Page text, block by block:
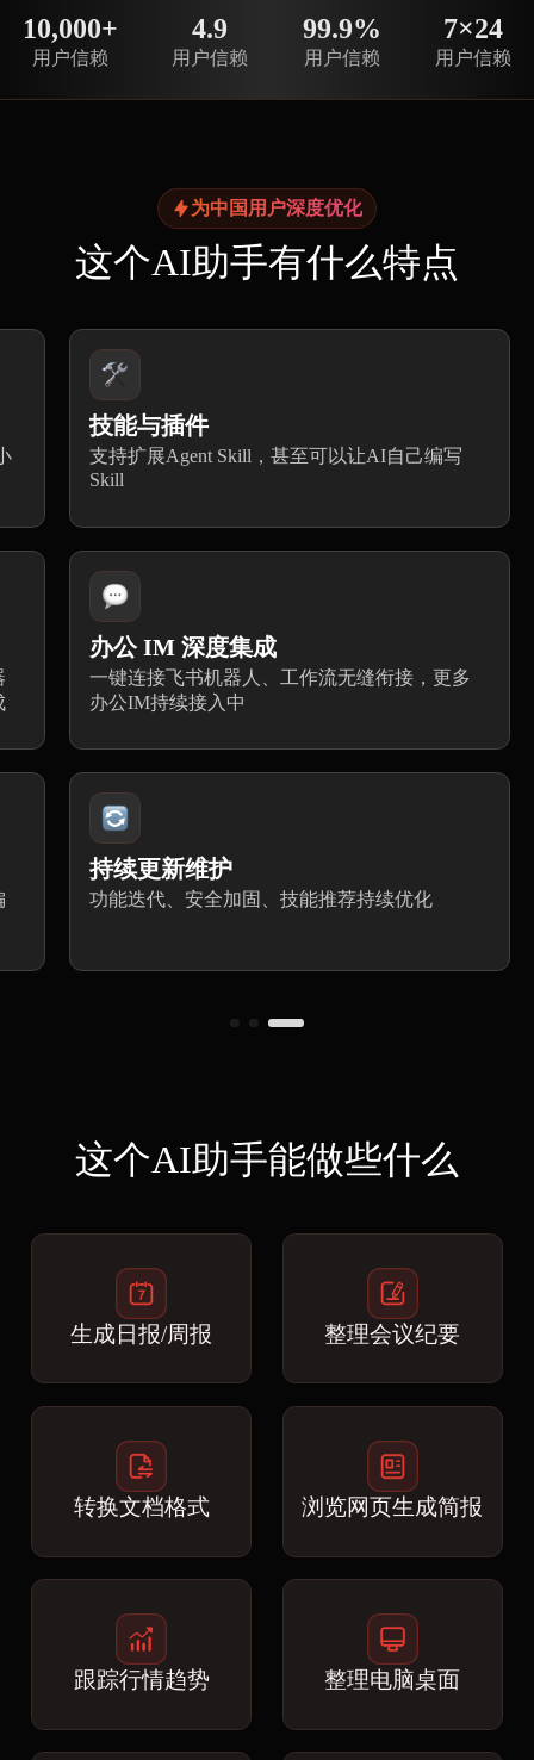
10,000+
用户信赖
4.9
用户信赖
99.9%
用户信赖
7×24
用户信赖
为中国用户深度优化
这个AI助手有什么特点
技能与插件
支持扩展Agent Skill，甚至可以让AI自己编写
Skill
办公 IM 深度集成
一键连接飞书机器人、工作流无缝衔接，更多
办公IM持续接入中
持续更新维护
功能迭代、安全加固、技能推荐持续优化
这个AI助手能做些什么
生成日报/周报 整理会议纪要
转换文档格式 浏览网页生成简报
跟踪行情趋势 整理电脑桌面